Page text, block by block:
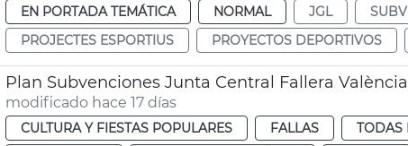
EN PORTADA TEMÁTICA
NORMAL JGL
PROJECTES ESPORTIUS
PROYECTOS DEPORTIVOS
Plan Subvenciones Junta Central Fallera València
modificado hace 17 días
CULTURA Y FIESTAS POPULARES FALLAS TODAS